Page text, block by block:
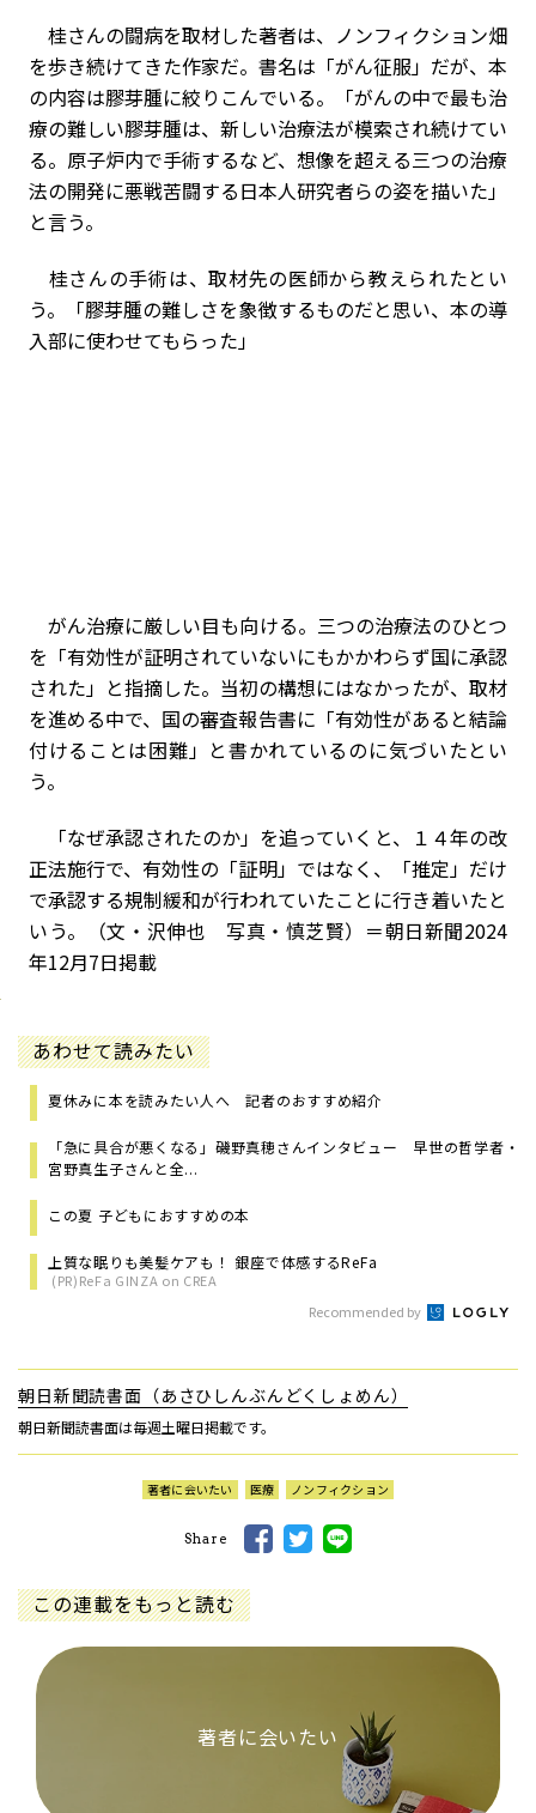
桂さんの闘病を取材した著者は、ノンフィクション畑
を歩き続けてきた作家だ。書名は「がん征服」だが、本
の内容は膠芽腫に絞りこんでいる。「がんの中で最も治
療の難しい膠芽腫は、新しい治療法が模索され続けてい
る。原子炉内で手術するなど、想像を超える三つの治療
法の開発に悪戦苦闘する日本人研究者らの姿を描いた」
と言う。
桂さんの手術は、取材先の医師から教えられたとい
う。「膠芽腫の難しさを象徴するものだと思い、本の導
入部に使わせてもらった」
がん治療に厳しい目も向ける。三つの治療法のひとつ
を「有効性が証明されていないにもかかわらず国に承認
された」と指摘した。当初の構想にはなかったが、取材
を進める中で、国の審査報告書に「有効性があると結論
付けることは困難」と書かれているのに気づいたとい
う。
「なぜ承認されたのか」を追っていくと、１４年の改
正法施行で、有効性の「証明」ではなく、「推定」だけ
で承認する規制緩和が行われていたことに行き着いたと
いう。（文・沢伸也 写真・慎芝賢）＝朝日新聞2024
年12月7日掲載
あわせて読みたい
夏休みに本を読みたい人へ 記者のおすすめ紹介
「急に具合が悪くなる」磯野真穂さんインタビュー 早世の哲学者・
宮野真生子さんと全...
この夏 子どもにおすすめの本
上質な眠りも美髪ケアも！ 銀座で体感するReFa
(PR)ReFa GINZA on CREA
Recommended by
朝日新聞読書面（あさひしんぶんどくしょめん）
朝日新聞読書面は毎週土曜日掲載です。
著者に会いたい 医療 ノンフィクション
Share
この連載をもっと読む
著者に会いたい